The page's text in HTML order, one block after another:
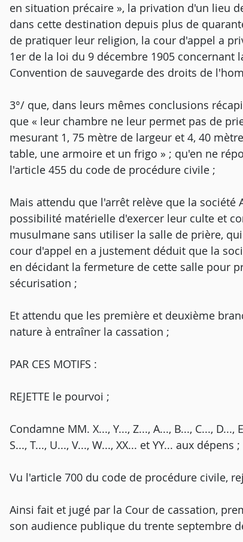
en situation précaire », la privation d'un lieu
dans cette destination depuis plus de
de pratiquer leur religion, la cour d'appel a
1er de la loi du 9 décembre 1905 concernant
Convention de sauvegarde des droits de
3°/ que, dans leurs mêmes conclusions
que « leur chambre ne leur permet pas de
mesurant 1, 75 mètre de largeur et 4, 40
table, une armoire et un frigo » ; qu'en ne
l'article 455 du code de procédure civile ;
Mais attendu que l'arrêt relève que la société
possibilité matérielle d'exercer leur culte et
musulmane sans utiliser la salle de prière,
cour d'appel en a justement déduit que la
en décidant la fermeture de cette salle pour
sécurisation ;
Et attendu que les première et deuxième
nature à entraîner la cassation ;
PAR CES MOTIFS :
REJETTE le pourvoi ;
Condamne MM. X..., Y..., Z..., A..., B..., C..., D...,
S..., T..., U..., V..., W..., XX... et YY... aux dépens ;
Vu l'article 700 du code de procédure civile,
Ainsi fait et jugé par la Cour de cassation,
son audience publique du trente septembre